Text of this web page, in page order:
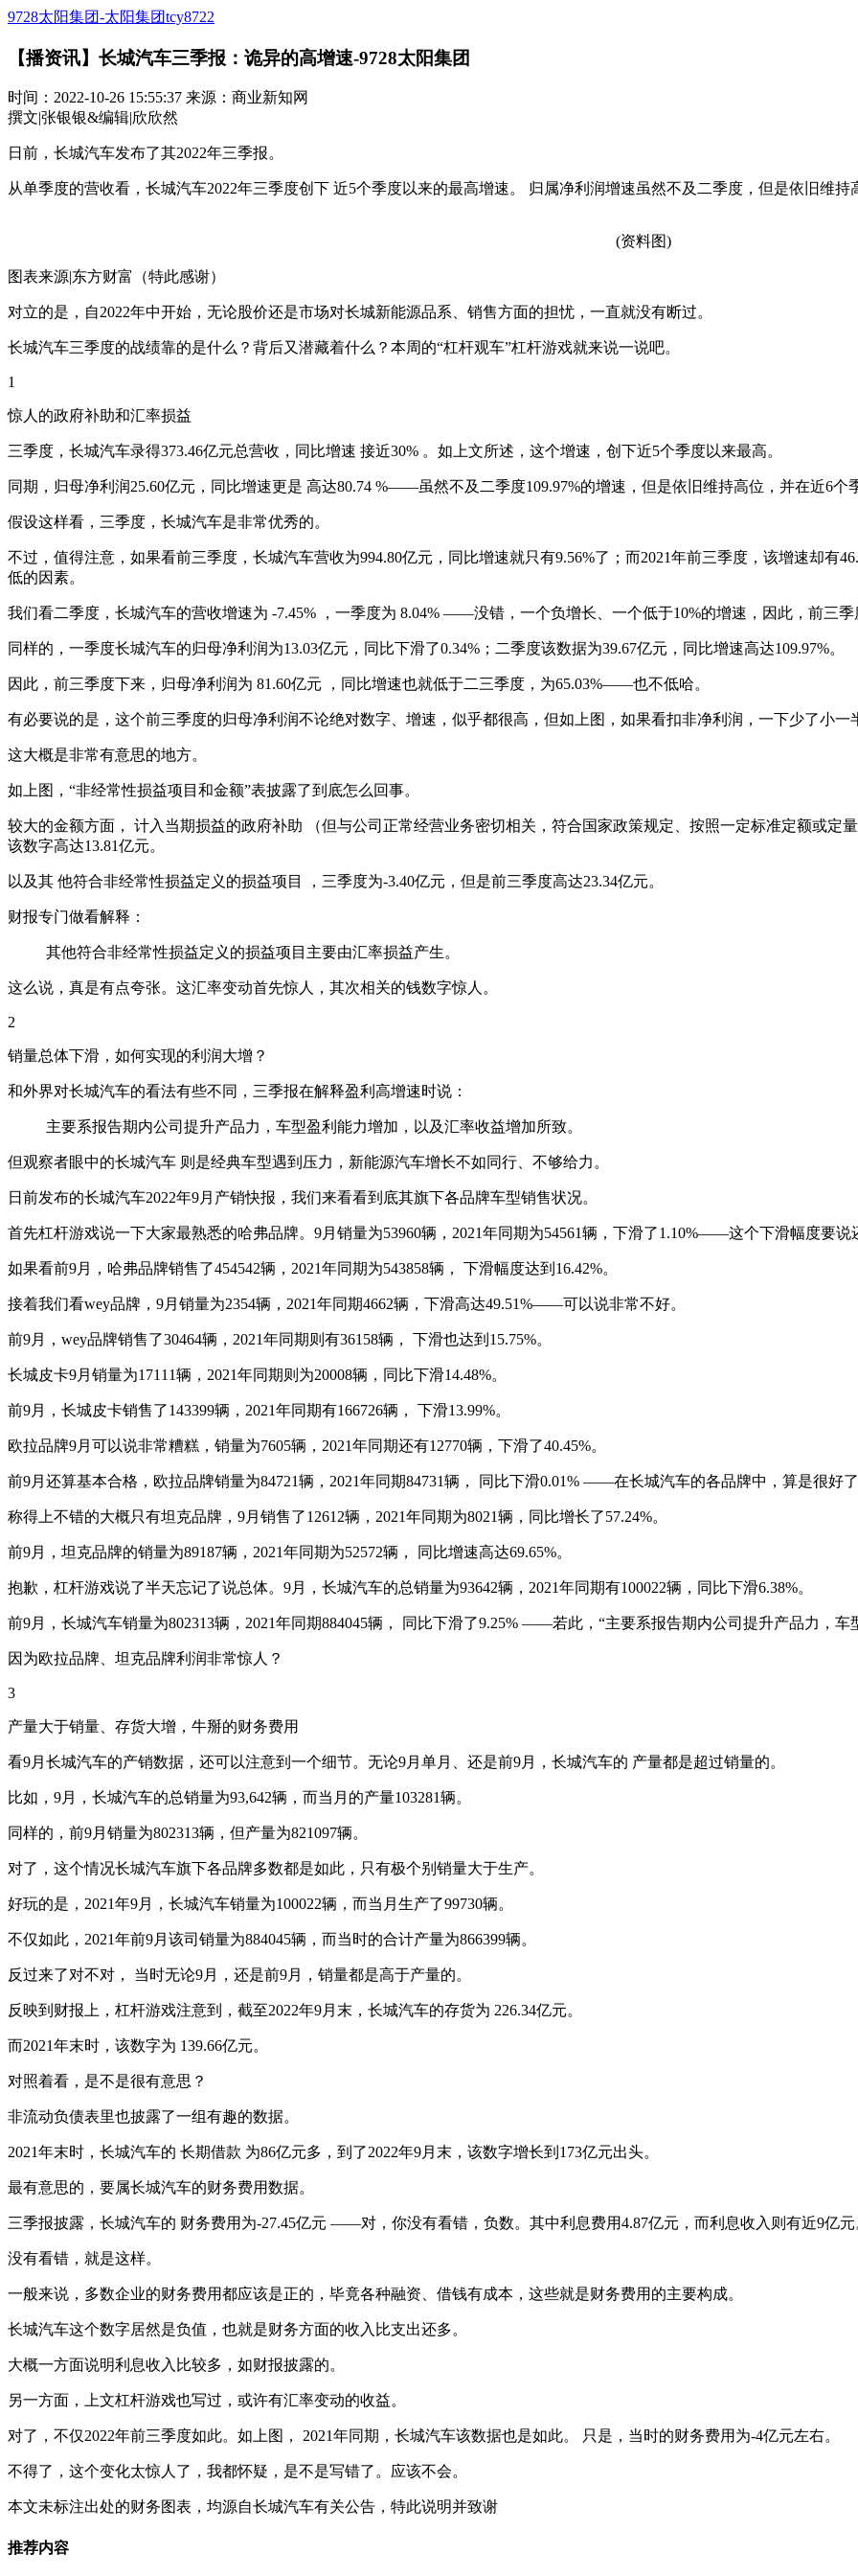
9728太阳集团-太阳集团tcy8722
【播资讯】长城汽车三季报：诡异的高增速-9728太阳集团
时间：2022-10-26 15:55:37 来源：商业新知网
撰文|张银银&编辑|欣欣然
日前，长城汽车发布了其2022年三季报。
从单季度的营收看，长城汽车2022年三季度创下 近5个季度以来的最高增速。 归属净利润增速虽然不及二季度，但是依旧维持
(资料图)
图表来源|东方财富（特此感谢）
对立的是，自2022年中开始，无论股价还是市场对长城新能源品系、销售方面的担忧，一直就没有断过。
长城汽车三季度的战绩靠的是什么？背后又潜藏着什么？本周的“杠杆观车”杠杆游戏就来说一说吧。
1
惊人的政府补助和汇率损益
三季度，长城汽车录得373.46亿元总营收，同比增速 接近30% 。如上文所述，这个增速，创下近5个季度以来最高。
同期，归母净利润25.60亿元，同比增速更是 高达80.74 %——虽然不及二季度109.97%的增速，但是依旧维持高位，并在近6个
假设这样看，三季度，长城汽车是非常优秀的。
不过，值得注意，如果看前三季度，长城汽车营收为994.80亿元，同比增速就只有9.56%了；而2021年前三季度，该增速却
低的因素。
我们看二季度，长城汽车的营收增速为 -7.45% ，一季度为 8.04% ——没错，一个负增长、一个低于10%的增速，因此，前三
同样的，一季度长城汽车的归母净利润为13.03亿元，同比下滑了0.34%；二季度该数据为39.67亿元，同比增速高达109.97%。
因此，前三季度下来，归母净利润为 81.60亿元 ，同比增速也就低于二三季度，为65.03%——也不低哈。
有必要说的是，这个前三季度的归母净利润不论绝对数字、增速，似乎都很高，但如上图，如果看扣非净利润，一下少了小一
这大概是非常有意思的地方。
如上图，“非经常性损益项目和金额”表披露了到底怎么回事。
较大的金额方面， 计入当期损益的政府补助 （但与公司正常经营业务密切相关，符合国家政策规定、按照一定标准定额或定
该数字高达13.81亿元。
以及其 他符合非经常性损益定义的损益项目 ，三季度为-3.40亿元，但是前三季度高达23.34亿元。
财报专门做看解释：
其他符合非经常性损益定义的损益项目主要由汇率损益产生。
这么说，真是有点夸张。这汇率变动首先惊人，其次相关的钱数字惊人。
2
销量总体下滑，如何实现的利润大增？
和外界对长城汽车的看法有些不同，三季报在解释盈利高增速时说：
主要系报告期内公司提升产品力，车型盈利能力增加，以及汇率收益增加所致。
但观察者眼中的长城汽车 则是经典车型遇到压力，新能源汽车增长不如同行、不够给力。
日前发布的长城汽车2022年9月产销快报，我们来看看到底其旗下各品牌车型销售状况。
首先杠杆游戏说一下大家最熟悉的哈弗品牌。9月销量为53960辆，2021年同期为54561辆，下滑了1.10%——这个下滑幅度要说
如果看前9月，哈弗品牌销售了454542辆，2021年同期为543858辆， 下滑幅度达到16.42%。
接着我们看wey品牌，9月销量为2354辆，2021年同期4662辆，下滑高达49.51%——可以说非常不好。
前9月，wey品牌销售了30464辆，2021年同期则有36158辆， 下滑也达到15.75%。
长城皮卡9月销量为17111辆，2021年同期则为20008辆，同比下滑14.48%。
前9月，长城皮卡销售了143399辆，2021年同期有166726辆， 下滑13.99%。
欧拉品牌9月可以说非常糟糕，销量为7605辆，2021年同期还有12770辆，下滑了40.45%。
前9月还算基本合格，欧拉品牌销量为84721辆，2021年同期84731辆， 同比下滑0.01% ——在长城汽车的各品牌中，算是很好
称得上不错的大概只有坦克品牌，9月销售了12612辆，2021年同期为8021辆，同比增长了57.24%。
前9月，坦克品牌的销量为89187辆，2021年同期为52572辆， 同比增速高达69.65%。
抱歉，杠杆游戏说了半天忘记了说总体。9月，长城汽车的总销量为93642辆，2021年同期有100022辆，同比下滑6.38%。
前9月，长城汽车销量为802313辆，2021年同期884045辆， 同比下滑了9.25% ——若此，“主要系报告期内公司提升产品力，
因为欧拉品牌、坦克品牌利润非常惊人？
3
产量大于销量、存货大增，牛掰的财务费用
看9月长城汽车的产销数据，还可以注意到一个细节。无论9月单月、还是前9月，长城汽车的 产量都是超过销量的。
比如，9月，长城汽车的总销量为93,642辆，而当月的产量103281辆。
同样的，前9月销量为802313辆，但产量为821097辆。
对了，这个情况长城汽车旗下各品牌多数都是如此，只有极个别销量大于生产。
好玩的是，2021年9月，长城汽车销量为100022辆，而当月生产了99730辆。
不仅如此，2021年前9月该司销量为884045辆，而当时的合计产量为866399辆。
反过来了对不对， 当时无论9月，还是前9月，销量都是高于产量的。
反映到财报上，杠杆游戏注意到，截至2022年9月末，长城汽车的存货为 226.34亿元。
而2021年末时，该数字为 139.66亿元。
对照着看，是不是很有意思？
非流动负债表里也披露了一组有趣的数据。
2021年末时，长城汽车的 长期借款 为86亿元多，到了2022年9月末，该数字增长到173亿元出头。
最有意思的，要属长城汽车的财务费用数据。
三季报披露，长城汽车的 财务费用为-27.45亿元 ——对，你没有看错，负数。其中利息费用4.87亿元，而利息收入则有近9亿元
没有看错，就是这样。
一般来说，多数企业的财务费用都应该是正的，毕竟各种融资、借钱有成本，这些就是财务费用的主要构成。
长城汽车这个数字居然是负值，也就是财务方面的收入比支出还多。
大概一方面说明利息收入比较多，如财报披露的。
另一方面，上文杠杆游戏也写过，或许有汇率变动的收益。
对了，不仅2022年前三季度如此。如上图， 2021年同期，长城汽车该数据也是如此。 只是，当时的财务费用为-4亿元左右。
不得了，这个变化太惊人了，我都怀疑，是不是写错了。应该不会。
本文未标注出处的财务图表，均源自长城汽车有关公告，特此说明并致谢
推荐内容